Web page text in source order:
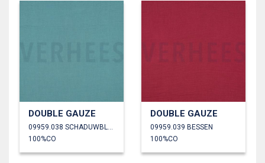
DOUBLE GAUZE
09959.038 SCHADUWBLAUW
100%CO
DOUBLE GAUZE
09959.039 BESSEN
100%CO